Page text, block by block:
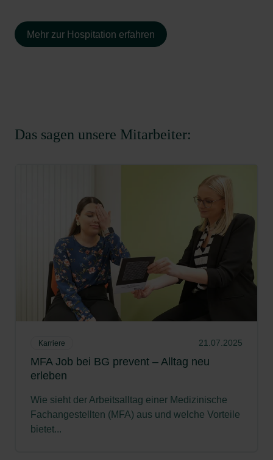
Mehr zur Hospitation erfahren
Das sagen unsere Mitarbeiter:
Karriere 21.07.2025
MFA Job bei BG prevent – Alltag neu
erleben
Wie sieht der Arbeitsalltag einer Medizinische
Fachangestellten (MFA) aus und welche Vorteile
bietet...